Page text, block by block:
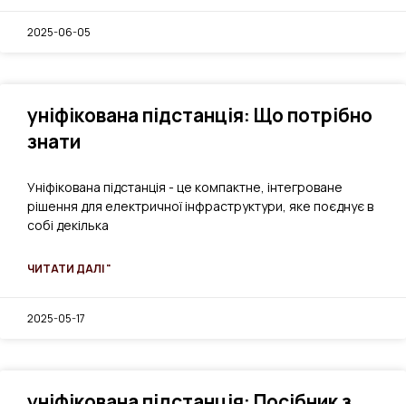
2025-06-05
уніфікована підстанція: Що потрібно
знати
Уніфікована підстанція - це компактне, інтегроване
рішення для електричної інфраструктури, яке поєднує в
собі декілька
ЧИТАТИ ДАЛІ "
2025-05-17